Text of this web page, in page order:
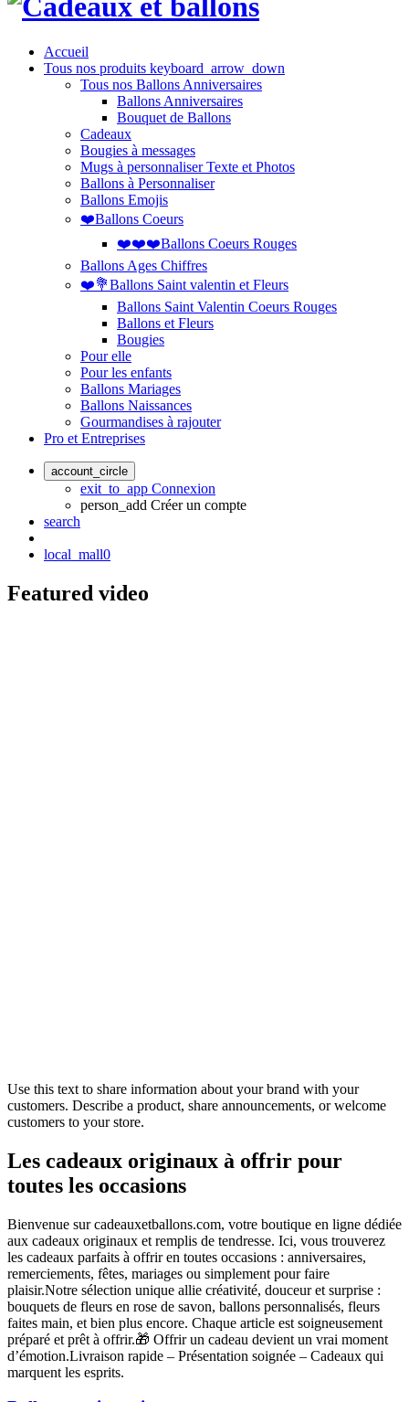
Accueil
Tous nos produits keyboard_arrow_down
Tous nos Ballons Anniversaires
Ballons Anniversaires
Bouquet de Ballons
Cadeaux
Bougies à messages
Mugs à personnaliser Texte et Photos
Ballons à Personnaliser
Ballons Emojis
❤️Ballons Coeurs
❤️❤️❤️Ballons Coeurs Rouges
Ballons Ages Chiffres
❤️💐Ballons Saint valentin et Fleurs
Ballons Saint Valentin Coeurs Rouges
Ballons et Fleurs
Bougies
Pour elle
Pour les enfants
Ballons Mariages
Ballons Naissances
Gourmandises à rajouter
Pro et Entreprises
account_circle
exit_to_app Connexion
person_add Créer un compte
search
local_mall0
Featured video
Use this text to share information about your brand with your
customers. Describe a product, share announcements, or welcome
customers to your store.
Les cadeaux originaux à offrir pour
toutes les occasions
Bienvenue sur cadeauxetballons.com, votre boutique en ligne dédiée
aux cadeaux originaux et remplis de tendresse. Ici, vous trouverez
les cadeaux parfaits à offrir en toutes occasions : anniversaires,
remerciements, fêtes, mariages ou simplement pour faire
plaisir.Notre sélection unique allie créativité, douceur et surprise :
bouquets de fleurs en rose de savon, ballons personnalisés, fleurs
faites main, et bien plus encore. Chaque article est soigneusement
préparé et prêt à offrir.🎁 Offrir un cadeau devient un vrai moment
d’émotion.Livraison rapide – Présentation soignée – Cadeaux qui
marquent les esprits.